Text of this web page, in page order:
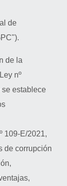
de
de la
nº
se establece
109-E/2021,
de corrupción